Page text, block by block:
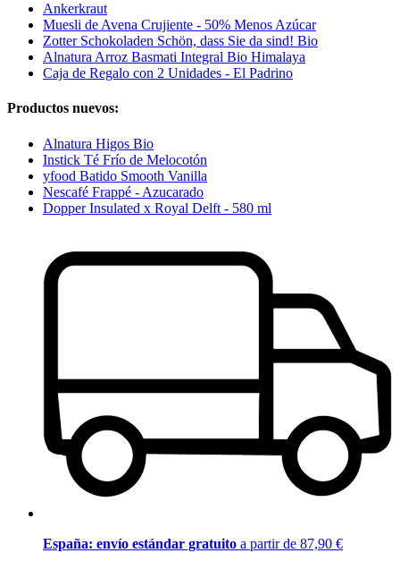
Ankerkraut
Muesli de Avena Crujiente - 50% Menos Azúcar
Zotter Schokoladen Schön, dass Sie da sind! Bio
Alnatura Arroz Basmati Integral Bio Himalaya
Caja de Regalo con 2 Unidades - El Padrino
Productos nuevos:
Alnatura Higos Bio
Instick Té Frío de Melocotón
yfood Batido Smooth Vanilla
Nescafé Frappé - Azucarado
Dopper Insulated x Royal Delft - 580 ml
España: envío estándar gratuito a partir de 87,90 €